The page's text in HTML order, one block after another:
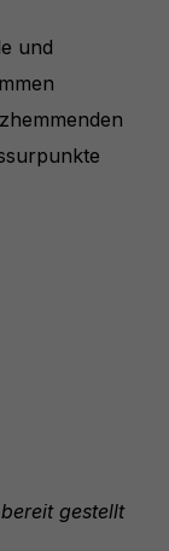
und
gestellt